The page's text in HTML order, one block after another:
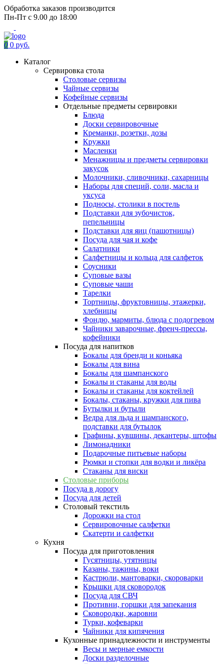
Обработка заказов производится
Пн-Пт с 9.00 до 18:00
0 0 руб.
Каталог
Сервировка стола
Столовые сервизы
Чайные сервизы
Кофейные сервизы
Отдельные предметы сервировки
Блюда
Доски сервировочные
Креманки, розетки, дозы
Кружки
Масленки
Менажницы и предметы сервировки
закусок
Молочники, сливочники, сахарницы
Наборы для специй, соли, масла и
уксуса
Подносы, столики в постель
Подставки для зубочисток,
пепельницы
Подставки для яиц (пашотницы)
Посуда для чая и кофе
Салатники
Салфетницы и кольца для салфеток
Соусники
Суповые вазы
Суповые чаши
Тарелки
Тортницы, фруктовницы, этажерки,
хлебницы
Фондю, мармиты, блюда с подогревом
Чайники заварочные, френч-прессы,
кофейники
Посуда для напитков
Бокалы для бренди и коньяка
Бокалы для вина
Бокалы для шампанского
Бокалы и стаканы для воды
Бокалы и стаканы для коктейлей
Бокалы, стаканы, кружки для пива
Бутылки и бутыли
Ведра для льда и шампанского,
подставки для бутылок
Графины, кувшины, декантеры, штофы
Лимонадники
Подарочные питьевые наборы
Рюмки и стопки для водки и ликёра
Стаканы для виски
Столовые приборы
Посуда в дорогу
Посуда для детей
Столовый текстиль
Дорожки на стол
Сервировочные салфетки
Скатерти и салфетки
Кухня
Посуда для приготовления
Гусятницы, утятницы
Казаны, тажины, воки
Кастрюли, мантоварки, скороварки
Крышки для сковородок
Посуда для СВЧ
Противни, горшки для запекания
Сковородки, жаровни
Турки, кофеварки
Чайники для кипячения
Кухонные принадлежности и инструменты
Весы и мерные емкости
Доски разделочные